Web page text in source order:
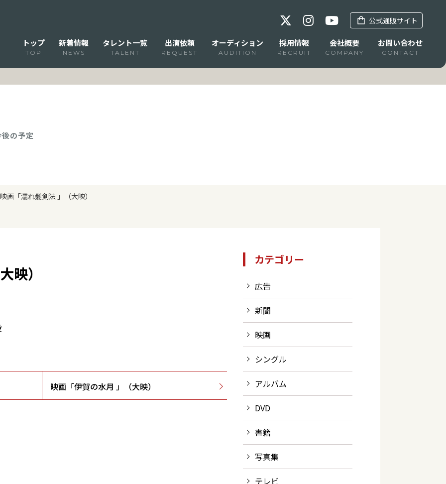
公式通販サイト
トップ
TOP
新着情報
NEWS
タレント一覧
TALENT
出演依頼
REQUEST
オーディション
AUDITION
採用情報
RECRUIT
会社概要
COMPANY
お問い合わせ
CONTACT
の予定
映画「濡れ髪剣法 」（大映）
映）
映画「伊賀の水月 」（大映）
カテゴリー
広告
新聞
映画
シングル
アルバム
DVD
書籍
写真集
テレビ